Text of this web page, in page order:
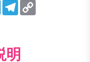
LinkedInTelegram
明